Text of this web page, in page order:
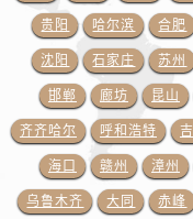
贵阳 哈尔滨 合肥
沈阳 石家庄 苏州
邯郸 廊坊 昆山
齐齐哈尔 呼和浩特
海口 赣州 漳州
乌鲁木齐 大同 赤峰